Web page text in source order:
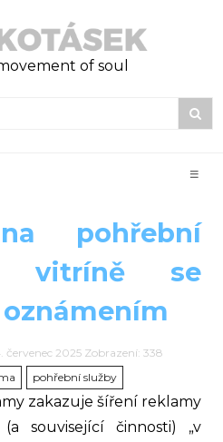
of soul
≡
pohřební
vitríně se
červenec 2025 Zobrazení: 338
pohřební služby
zakazuje šíření reklamy
související činnosti) „v